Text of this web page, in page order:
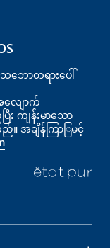
ဘောတရားပေါ်
ျောက်
း ကျန်းမာသော
ည်။ အချိန်ကြာြမင့်